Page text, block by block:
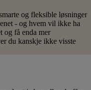
og fleksible løsninger
- og hvem vil ikke ha
og få enda mer
du kanskje ikke visste